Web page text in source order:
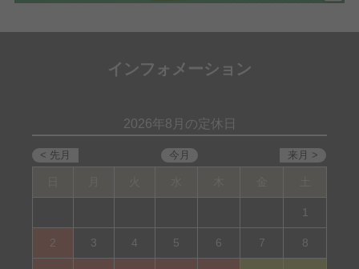
インフォメーション
2026年8月の定休日
1
2 3 4 5 6 7 8